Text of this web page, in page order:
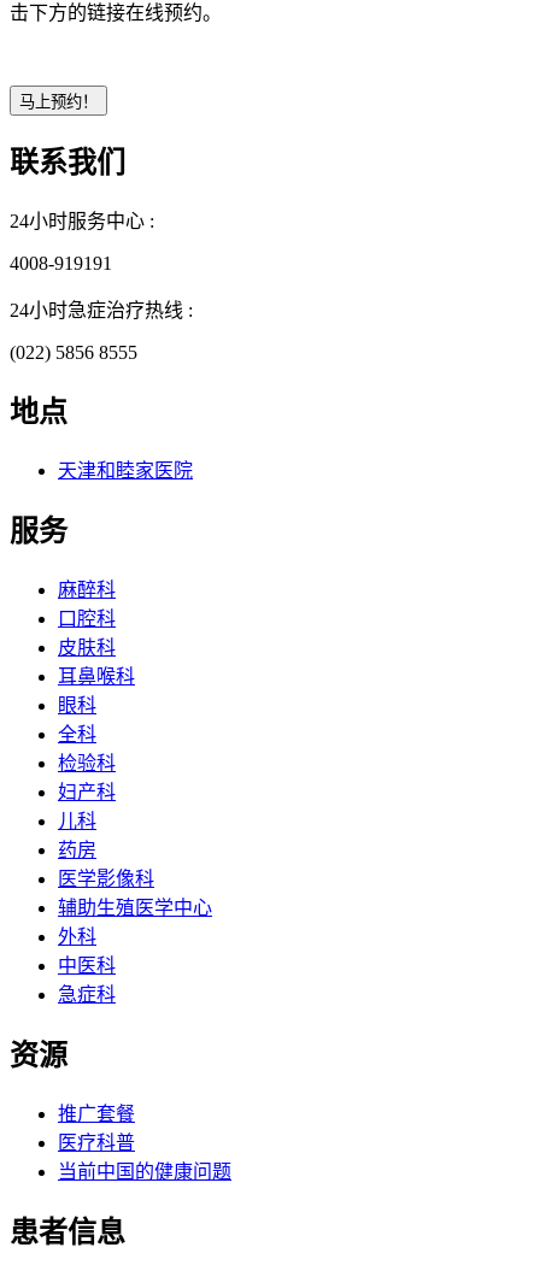
击下方的链接在线预约。
联系我们
24小时服务中心 :
4008-919191
24小时急症治疗热线 :
(022) 5856 8555
地点
天津和睦家医院
服务
麻醉科
口腔科
皮肤科
耳鼻喉科
眼科
全科
检验科
妇产科
儿科
药房
医学影像科
辅助生殖医学中心
外科
中医科
急症科
资源
推广套餐
医疗科普
当前中国的健康问题
患者信息